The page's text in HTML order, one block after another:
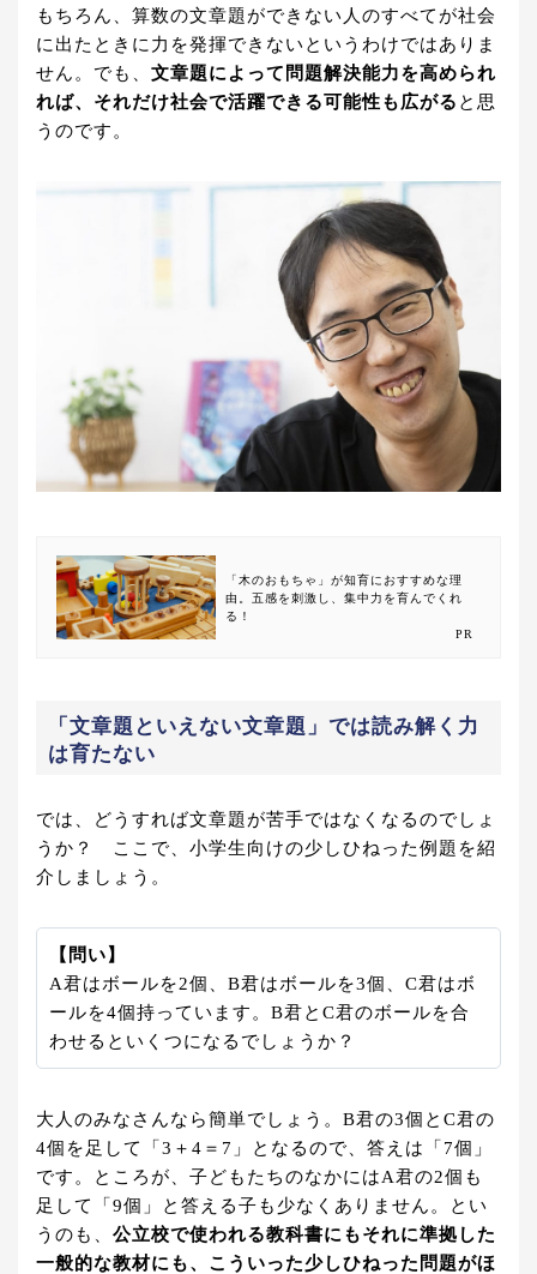
もちろん、算数の文章題ができない人のすべてが社会
に出たときに力を発揮できないというわけではありま
せん。でも、 文章題によって問題解決能力を高められ
れば、それだけ社会で活躍できる可能性も広がる と思
うのです。
「木のおもちゃ」が知育におすすめな理
由。五感を刺激し、集中力を育んでくれ
る！
PR
「文章題といえない文章題」では読み解く力
は育たない
では、どうすれば文章題が苦手ではなくなるのでしょ
うか？ ここで、小学生向けの少しひねった例題を紹
介しましょう。
【問い】
A君はボールを2個、B君はボールを3個、C君はボ
ールを4個持っています。B君とC君のボールを合
わせるといくつになるでしょうか？
大人のみなさんなら簡単でしょう。B君の3個とC君の
4個を足して「3＋4＝7」となるので、答えは「7個」
です。ところが、子どもたちのなかにはA君の2個も
足して「9個」と答える子も少なくありません。とい
うのも、 公立校で使われる教科書にもそれに準拠した
一般的な教材にも、こういった少しひねった問題がほ